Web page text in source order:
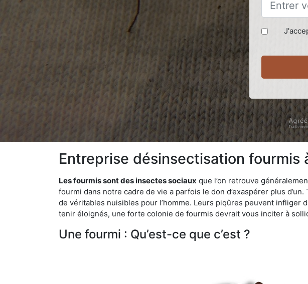
Entreprise désinsectisation fourmis
Les fourmis sont des insectes sociaux que l’on retrouve
fourmi dans notre cadre de vie a parfois le don d’exaspérer plus
de véritables nuisibles pour l’homme. Leurs piqûres peuvent
tenir éloignés, une forte colonie de fourmis devrait vous inciter à
Une fourmi : Qu’est-ce que c’est ?